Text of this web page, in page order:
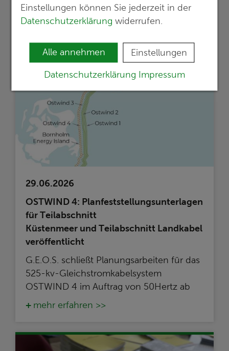
Einstellungen können Sie jederzeit in der
Datenschutzerklärungwiderrufen.
Alle annehmen Einstellungen
Datenschutzerklärung Impressum
mehr erfahren >>
29.06.2026
OSTWIND 4: Planfeststellungsunterlagen
für Teilabschnitt
Küstenmeer und Teilabschnitt Landkabel
veröffentlicht
G.E.O.S. schließt Planungsarbeiten für das
525-kv-Gleichstromkabelsystem
OSTWIND 4 im Auftrag von 50Hertz ab
mehr erfahren >>